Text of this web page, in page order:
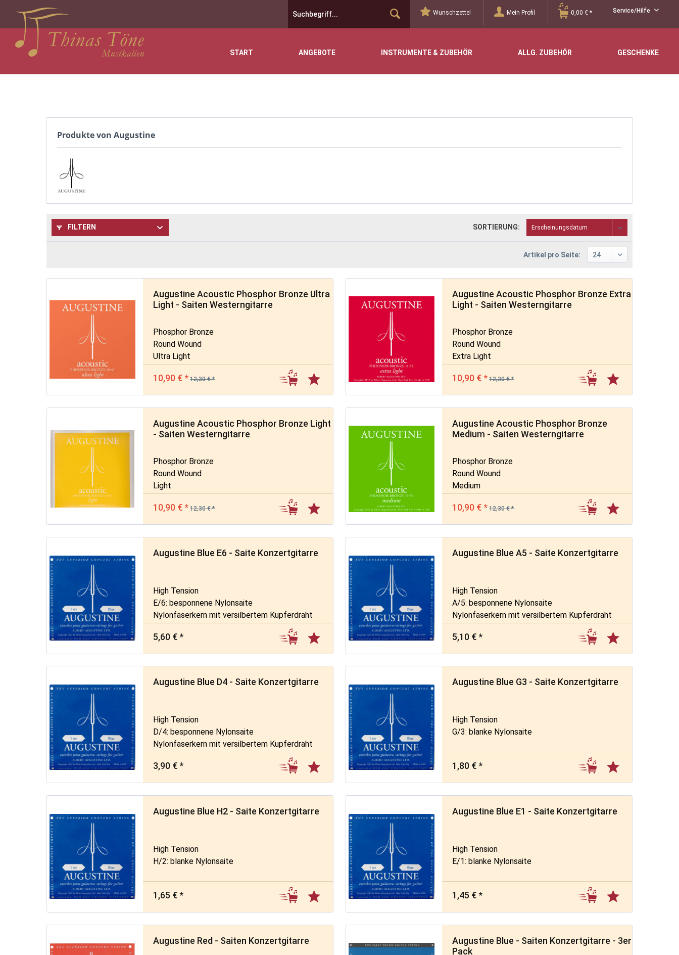
Service/Hilfe
Wunschzettel Mein Profil 0,00 € *
START ANGEBOTE INSTRUMENTE & ZUBEHÖR ALLG. ZUBEHÖR GESCHENKE
Produkte von Augustine
FILTERN SORTIERUNG:
Artikel pro Seite:
Augustine Acoustic Phosphor Bronze Ultra
Light - Saiten Westerngitarre
Phosphor Bronze
Round Wound
Ultra Light
10,90 € * 12,30 € *
Augustine Acoustic Phosphor Bronze Extra
Light - Saiten Westerngitarre
Phosphor Bronze
Round Wound
Extra Light
10,90 € * 12,30 € *
Augustine Acoustic Phosphor Bronze Light
- Saiten Westerngitarre
Phosphor Bronze
Round Wound
Light
10,90 € * 12,30 € *
Augustine Acoustic Phosphor Bronze
Medium - Saiten Westerngitarre
Phosphor Bronze
Round Wound
Medium
10,90 € * 12,30 € *
Augustine Blue E6 - Saite Konzertgitarre
High Tension
E/6: besponnene Nylonsaite
Nylonfaserkern mit versilbertem Kupferdraht
5,60 € *
Augustine Blue A5 - Saite Konzertgitarre
High Tension
A/5: besponnene Nylonsaite
Nylonfaserkern mit versilbertem Kupferdraht
5,10 € *
Augustine Blue D4 - Saite Konzertgitarre
High Tension
D/4: besponnene Nylonsaite
Nylonfaserkern mit versilbertem Kupferdraht
3,90 € *
Augustine Blue G3 - Saite Konzertgitarre
High Tension
G/3: blanke Nylonsaite
1,80 € *
Augustine Blue H2 - Saite Konzertgitarre
High Tension
H/2: blanke Nylonsaite
1,65 € *
Augustine Blue E1 - Saite Konzertgitarre
High Tension
E/1: blanke Nylonsaite
1,45 € *
Augustine Red - Saiten Konzertgitarre
Augustine Blue - Saiten Konzertgitarre - 3er
Pack